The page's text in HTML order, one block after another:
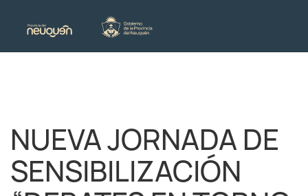
NUEVA JORNADA DE
SENSIBILIZACIÓN